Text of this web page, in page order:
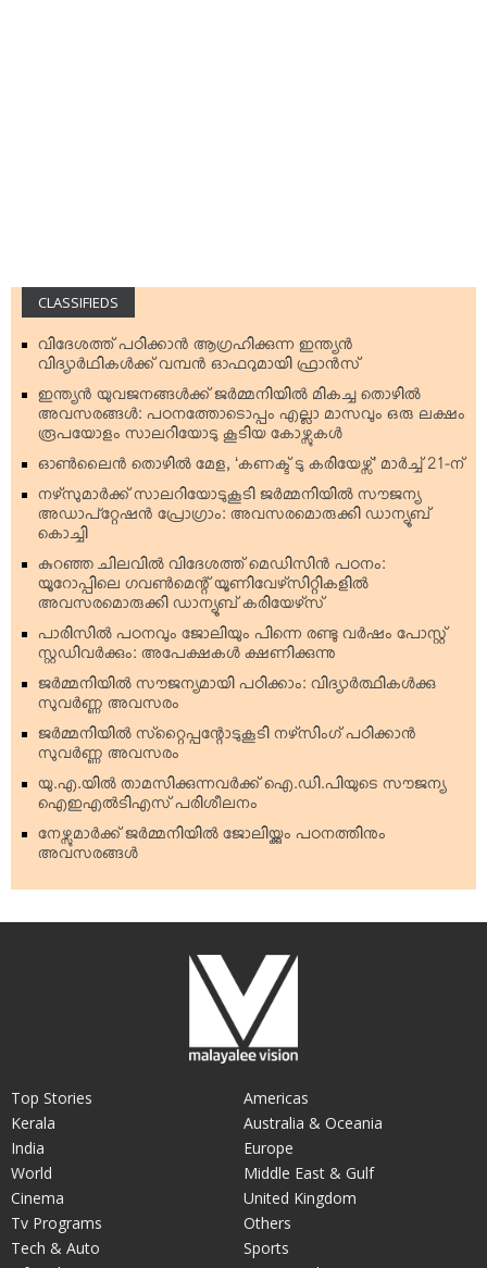
CLASSIFIEDS
വിദേശത്ത് പഠിക്കാന്‍ ആഗ്രഹിക്കുന്ന ഇന്ത്യന്‍
വിദ്യാര്‍ഥികള്‍ക്ക് വമ്പന്‍ ഓഫറുമായി ഫ്രാന്‍സ്
ഇന്ത്യന്‍ യുവജനങ്ങള്‍ക്ക് ജര്‍മ്മനിയില്‍ മികച്ച തൊഴില്‍
അവസരങ്ങള്‍: പഠനത്തോടൊപ്പം എല്ലാ മാസവും ഒരു ലക്ഷം
രൂപയോളം സാലറിയോടു കൂടിയ കോഴ്സുകള്‍
ഓണ്‍ലൈന്‍ തൊഴില്‍ മേള, ‘കണക്ട് ടു കരിയേഴ്സ്’ മാര്‍ച്ച് 21-ന്
നഴ്‌സുമാര്‍ക്ക് സാലറിയോടുകൂടി ജര്‍മ്മനിയില്‍ സൗജന്യ
അഡാപ്റ്റേഷന്‍ പ്രോഗ്രാം: അവസരമൊരുക്കി ഡാന്യൂബ്
കൊച്ചി
കുറഞ്ഞ ചിലവില്‍ വിദേശത്ത് മെഡിസിന്‍ പഠനം:
യൂറോപ്പിലെ ഗവണ്‍മെന്റ് യൂണിവേഴ്‌സിറ്റികളില്‍
അവസരമൊരുക്കി ഡാന്യൂബ് കരിയേഴ്‌സ്
പാരിസില്‍ പഠനവും ജോലിയും പിന്നെ രണ്ടു വര്‍ഷം പോസ്റ്റ്
സ്റ്റഡിവര്‍ക്കും: അപേക്ഷകള്‍ ക്ഷണിക്കുന്നു
ജര്‍മ്മനിയില്‍ സൗജന്യമായി പഠിക്കാം: വിദ്യാര്‍ത്ഥികള്‍ക്കു
സുവര്‍ണ്ണ അവസരം
ജര്‍മ്മനിയില്‍ സ്‌റ്റൈപ്പന്റോടുകൂടി നഴ്‌സിംഗ് പഠിക്കാന്‍
സുവര്‍ണ്ണ അവസരം
യു.എ.യില്‍ താമസിക്കുന്നവര്‍ക്ക് ഐ.ഡി.പിയുടെ സൗജന്യ
ഐഇഎല്‍ടിഎസ് പരിശീലനം
നേഴ്സുമാര്‍ക്ക് ജര്‍മ്മനിയില്‍ ജോലിയ്ക്കും പഠനത്തിനും
അവസരങ്ങള്‍
Top Stories
Kerala
India
World
Cinema
Tv Programs
Tech & Auto
Americas
Australia & Oceania
Europe
Middle East & Gulf
United Kingdom
Others
Sports